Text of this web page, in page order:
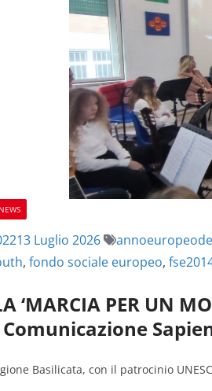
NEWS
13 Luglio 2026
, fondo sociale europeo,
‘MARCIA PER UN
Basilicata, con il patrocinio